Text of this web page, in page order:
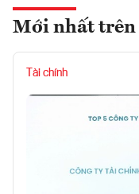
Mới nhất trên
Tài chính